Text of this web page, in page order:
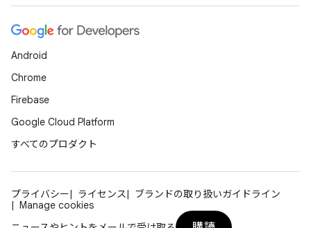
Android
Chrome
Firebase
Google Cloud Platform
すべてのプロダクト
プライバシー ライセンス
ブランドの取り扱いガイドライン
Manage cookies